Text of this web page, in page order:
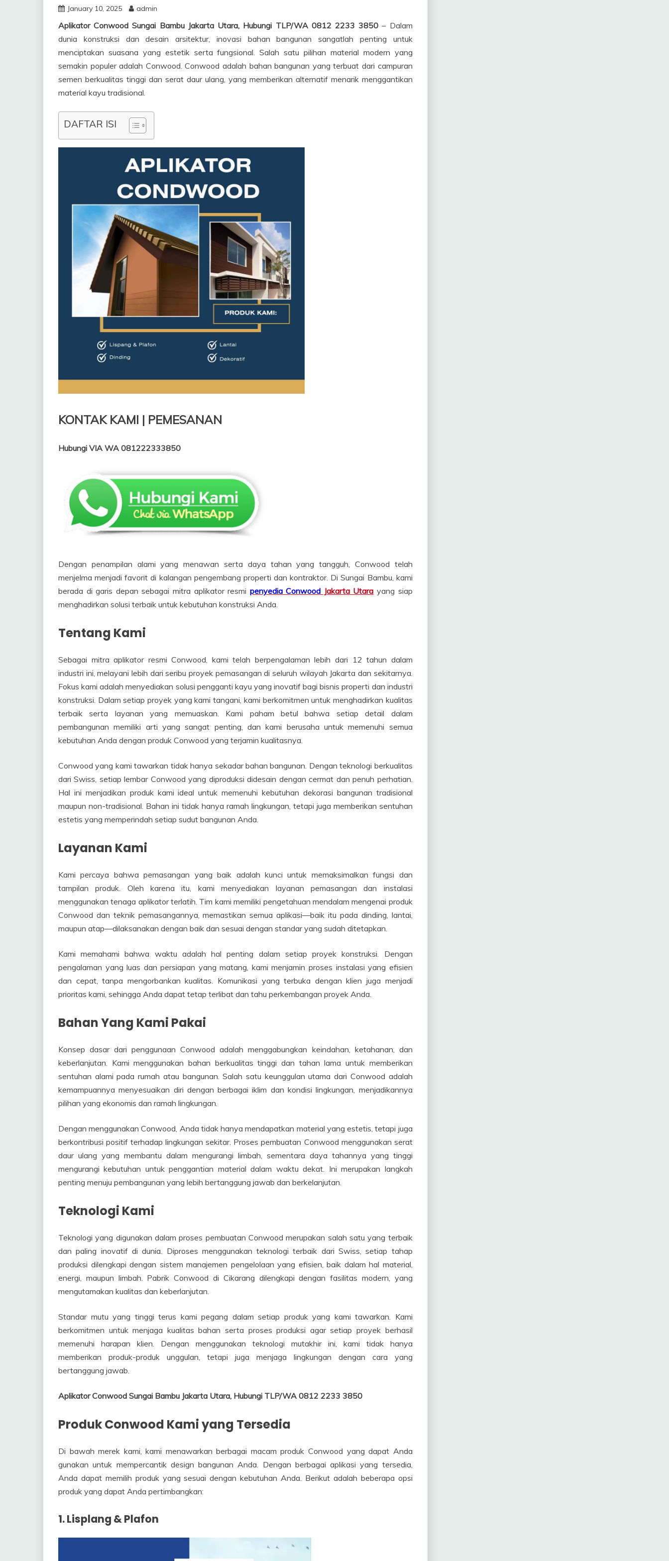
January 10, 2025 admin
Aplikator Conwood Sungai Bambu Jakarta Utara, Hubungi TLP/WA 0812 2233 3850 – Dalam
dunia konstruksi dan desain arsitektur, inovasi bahan bangunan sangatlah penting untuk
menciptakan suasana yang estetik serta fungsional. Salah satu pilihan material modern yang
semakin populer adalah Conwood. Conwood adalah bahan bangunan yang terbuat dari campuran
semen berkualitas tinggi dan serat daur ulang, yang memberikan alternatif menarik menggantikan
material kayu tradisional.
DAFTAR ISI
KONTAK KAMI | PEMESANAN
Hubungi VIA WA 081222333850
Dengan penampilan alami yang menawan serta daya tahan yang tangguh, Conwood telah
menjelma menjadi favorit di kalangan pengembang properti dan kontraktor. Di Sungai Bambu, kami
berada di garis depan sebagai mitra aplikator resmi penyedia Conwood Jakarta Utara yang siap
menghadirkan solusi terbaik untuk kebutuhan konstruksi Anda.
Tentang Kami
Sebagai mitra aplikator resmi Conwood, kami telah berpengalaman lebih dari 12 tahun dalam
industri ini, melayani lebih dari seribu proyek pemasangan di seluruh wilayah Jakarta dan sekitarnya.
Fokus kami adalah menyediakan solusi pengganti kayu yang inovatif bagi bisnis properti dan industri
konstruksi. Dalam setiap proyek yang kami tangani, kami berkomitmen untuk menghadirkan kualitas
terbaik serta layanan yang memuaskan. Kami paham betul bahwa setiap detail dalam
pembangunan memiliki arti yang sangat penting, dan kami berusaha untuk memenuhi semua
kebutuhan Anda dengan produk Conwood yang terjamin kualitasnya.
Conwood yang kami tawarkan tidak hanya sekadar bahan bangunan. Dengan teknologi berkualitas
dari Swiss, setiap lembar Conwood yang diproduksi didesain dengan cermat dan penuh perhatian.
Hal ini menjadikan produk kami ideal untuk memenuhi kebutuhan dekorasi bangunan tradisional
maupun non-tradisional. Bahan ini tidak hanya ramah lingkungan, tetapi juga memberikan sentuhan
estetis yang memperindah setiap sudut bangunan Anda.
Layanan Kami
Kami percaya bahwa pemasangan yang baik adalah kunci untuk memaksimalkan fungsi dan
tampilan produk. Oleh karena itu, kami menyediakan layanan pemasangan dan instalasi
menggunakan tenaga aplikator terlatih. Tim kami memiliki pengetahuan mendalam mengenai produk
Conwood dan teknik pemasangannya, memastikan semua aplikasi—baik itu pada dinding, lantai,
maupun atap—dilaksanakan dengan baik dan sesuai dengan standar yang sudah ditetapkan.
Kami memahami bahwa waktu adalah hal penting dalam setiap proyek konstruksi. Dengan
pengalaman yang luas dan persiapan yang matang, kami menjamin proses instalasi yang efisien
dan cepat, tanpa mengorbankan kualitas. Komunikasi yang terbuka dengan klien juga menjadi
prioritas kami, sehingga Anda dapat tetap terlibat dan tahu perkembangan proyek Anda.
Bahan Yang Kami Pakai
Konsep dasar dari penggunaan Conwood adalah menggabungkan keindahan, ketahanan, dan
keberlanjutan. Kami menggunakan bahan berkualitas tinggi dan tahan lama untuk memberikan
sentuhan alami pada rumah atau bangunan. Salah satu keunggulan utama dari Conwood adalah
kemampuannya menyesuaikan diri dengan berbagai iklim dan kondisi lingkungan, menjadikannya
pilihan yang ekonomis dan ramah lingkungan.
Dengan menggunakan Conwood, Anda tidak hanya mendapatkan material yang estetis, tetapi juga
berkontribusi positif terhadap lingkungan sekitar. Proses pembuatan Conwood menggunakan serat
daur ulang yang membantu dalam mengurangi limbah, sementara daya tahannya yang tinggi
mengurangi kebutuhan untuk penggantian material dalam waktu dekat. Ini merupakan langkah
penting menuju pembangunan yang lebih bertanggung jawab dan berkelanjutan.
Teknologi Kami
Teknologi yang digunakan dalam proses pembuatan Conwood merupakan salah satu yang terbaik
dan paling inovatif di dunia. Diproses menggunakan teknologi terbaik dari Swiss, setiap tahap
produksi dilengkapi dengan sistem manajemen pengelolaan yang efisien, baik dalam hal material,
energi, maupun limbah. Pabrik Conwood di Cikarang dilengkapi dengan fasilitas modern, yang
mengutamakan kualitas dan keberlanjutan.
Standar mutu yang tinggi terus kami pegang dalam setiap produk yang kami tawarkan. Kami
berkomitmen untuk menjaga kualitas bahan serta proses produksi agar setiap proyek berhasil
memenuhi harapan klien. Dengan menggunakan teknologi mutakhir ini, kami tidak hanya
memberikan produk-produk unggulan, tetapi juga menjaga lingkungan dengan cara yang
bertanggung jawab.
Aplikator Conwood Sungai Bambu Jakarta Utara, Hubungi TLP/WA 0812 2233 3850
Produk Conwood Kami yang Tersedia
Di bawah merek kami, kami menawarkan berbagai macam produk Conwood yang dapat Anda
gunakan untuk mempercantik design bangunan Anda. Dengan berbagai aplikasi yang tersedia,
Anda dapat memilih produk yang sesuai dengan kebutuhan Anda. Berikut adalah beberapa opsi
produk yang dapat Anda pertimbangkan:
1. Lisplang & Plafon